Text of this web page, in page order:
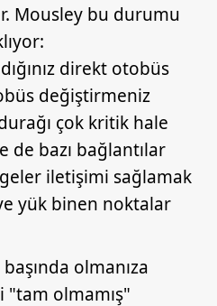
Mousley bu durumu
direkt otobüs
değiştirmeniz
çok kritik hale
de bazı bağlantılar
iletişimi sağlamak
yük binen noktalar
olmanıza
olmamış"